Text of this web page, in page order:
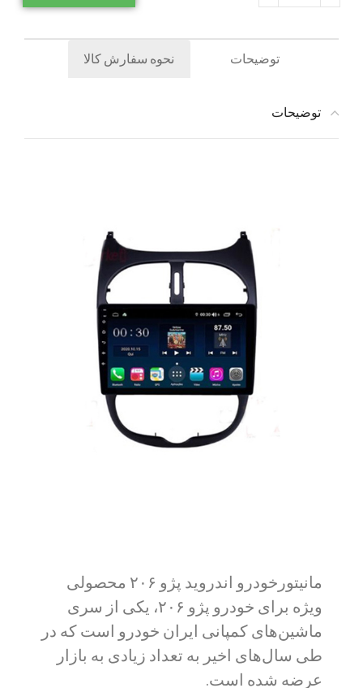
توضیحات نحوه سفارش کالا
توضیحات
مانیتورخودرو اندروید پژو ۲۰۶ محصولی
ویژه برای خودرو پژو ۲۰۶، یکی از سری
ماشین‌های کمپانی ایران خودرو است که در
طی سال‌های اخیر به تعداد زیادی به بازار
عرضه شده است.